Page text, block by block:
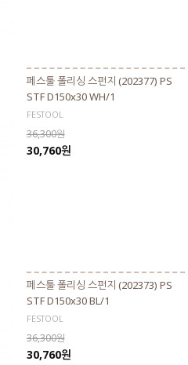
페스툴 폴리싱 스펀지 (202377) PS
STF D150x30 WH/1
FESTOOL
36,300원
30,760원
페스툴 폴리싱 스펀지 (202373) PS
STF D150x30 BL/1
FESTOOL
36,300원
30,760원